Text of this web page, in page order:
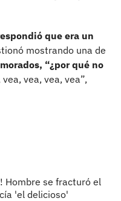
que era un
mostrando una de
“¿por qué no
vea, vea, vea, vea”,
Hombre se fracturó el
'el delicioso'